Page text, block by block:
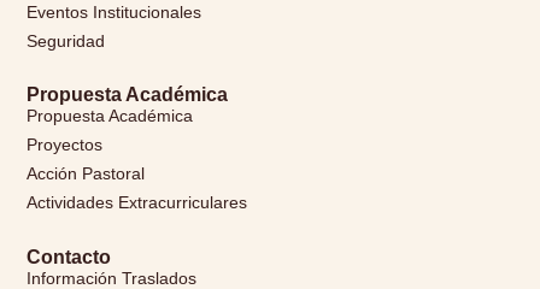
Eventos Institucionales
Seguridad
Propuesta Académica
Propuesta Académica
Proyectos
Acción Pastoral
Actividades Extracurriculares
Contacto
Información Traslados